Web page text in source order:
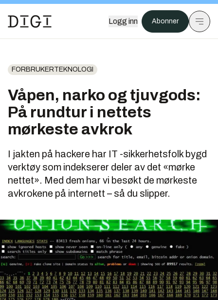
Logg inn Abonner
FORBRUKERTEKNOLOGI
Våpen, narko og tjuvgods:
På rundtur i nettets
mørkeste avkrok
I jakten på hackere har IT -sikkerhetsfolk bygd
verktøy som indekserer deler av det «mørke
nettet». Med dem har vi besøkt de mørkeste
avkrokene på internett – så du slipper.